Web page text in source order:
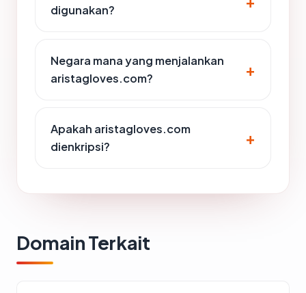
digunakan?
Negara mana yang menjalankan
aristagloves.com?
Apakah aristagloves.com
dienkripsi?
Domain Terkait